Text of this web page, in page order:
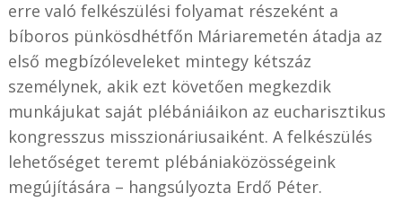
erre való felkészülési folyamat részeként a
bíboros pünkösdhétfőn Máriaremetén átadja az
első megbízóleveleket mintegy kétszáz
személynek, akik ezt követően megkezdik
munkájukat saját plébániáikon az eucharisztikus
kongresszus misszionáriusaiként. A felkészülés
lehetőséget teremt plébániaközösségeink
megújítására – hangsúlyozta Erdő Péter.